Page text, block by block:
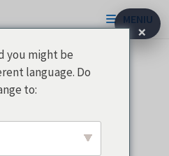
MENIU
×
you might be
language. Do
to: